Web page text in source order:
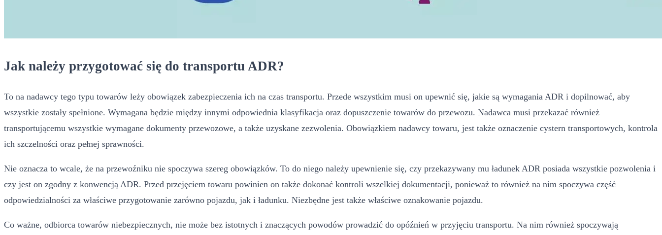
Jak należy przygotować się do transportu ADR?
To na nadawcy tego typu towarów leży obowiązek zabezpieczenia ich na czas transportu. Przede wszystkim musi on upewnić się, jakie są wymagania ADR i dopilnować, aby
wszystkie zostały spełnione. Wymagana będzie między innymi odpowiednia klasyfikacja oraz dopuszczenie towarów do przewozu. Nadawca musi przekazać również
transportującemu wszystkie wymagane dokumenty przewozowe, a także uzyskane zezwolenia. Obowiązkiem nadawcy towaru, jest także oznaczenie cystern transportowych, kontrola
ich szczelności oraz pełnej sprawności.
Nie oznacza to wcale, że na przewoźniku nie spoczywa szereg obowiązków. To do niego należy upewnienie się, czy przekazywany mu ładunek ADR posiada wszystkie pozwolenia i
czy jest on zgodny z konwencją ADR. Przed przejęciem towaru powinien on także dokonać kontroli wszelkiej dokumentacji, ponieważ to również na nim spoczywa część
odpowiedzialności za właściwe przygotowanie zarówno pojazdu, jak i ładunku. Niezbędne jest także właściwe oznakowanie pojazdu.
Co ważne, odbiorca towarów niebezpiecznych, nie może bez istotnych i znaczących powodów prowadzić do opóźnień w przyjęciu transportu. Na nim również spoczywają